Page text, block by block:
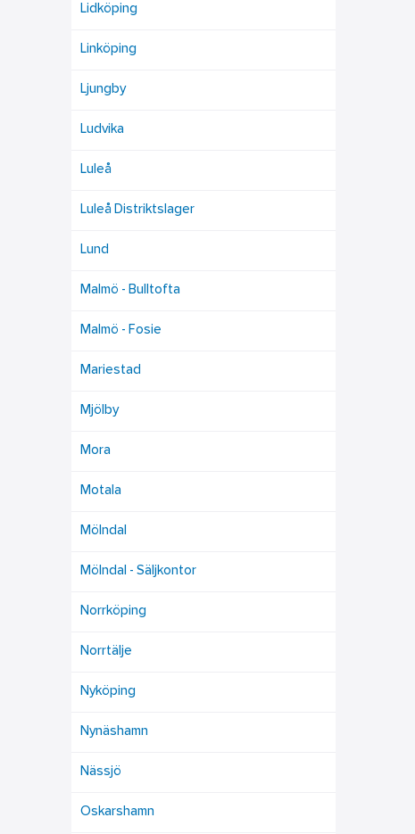
Lidköping
Linköping
Ljungby
Ludvika
Luleå
Luleå Distriktslager
Lund
Malmö - Bulltofta
Malmö - Fosie
Mariestad
Mjölby
Mora
Motala
Mölndal
Mölndal - Säljkontor
Norrköping
Norrtälje
Nyköping
Nynäshamn
Nässjö
Oskarshamn